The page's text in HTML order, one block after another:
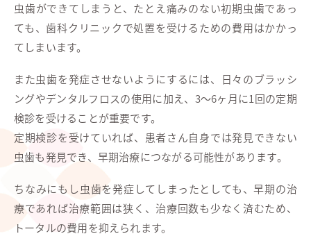
虫歯ができてしまうと、たとえ痛みのない初期虫歯であっ
ても、歯科クリニックで処置を受けるための費用はかかっ
てしまいます。
また虫歯を発症させないようにするには、日々のブラッシ
ングやデンタルフロスの使用に加え、3～6ヶ月に1回の定期
検診を受けることが重要です。
定期検診を受けていれば、患者さん自身では発見できない
虫歯も発見でき、早期治療につながる可能性があります。
ちなみにもし虫歯を発症してしまったとしても、早期の治
療であれば治療範囲は狭く、治療回数も少なく済むため、
トータルの費用を抑えられます。